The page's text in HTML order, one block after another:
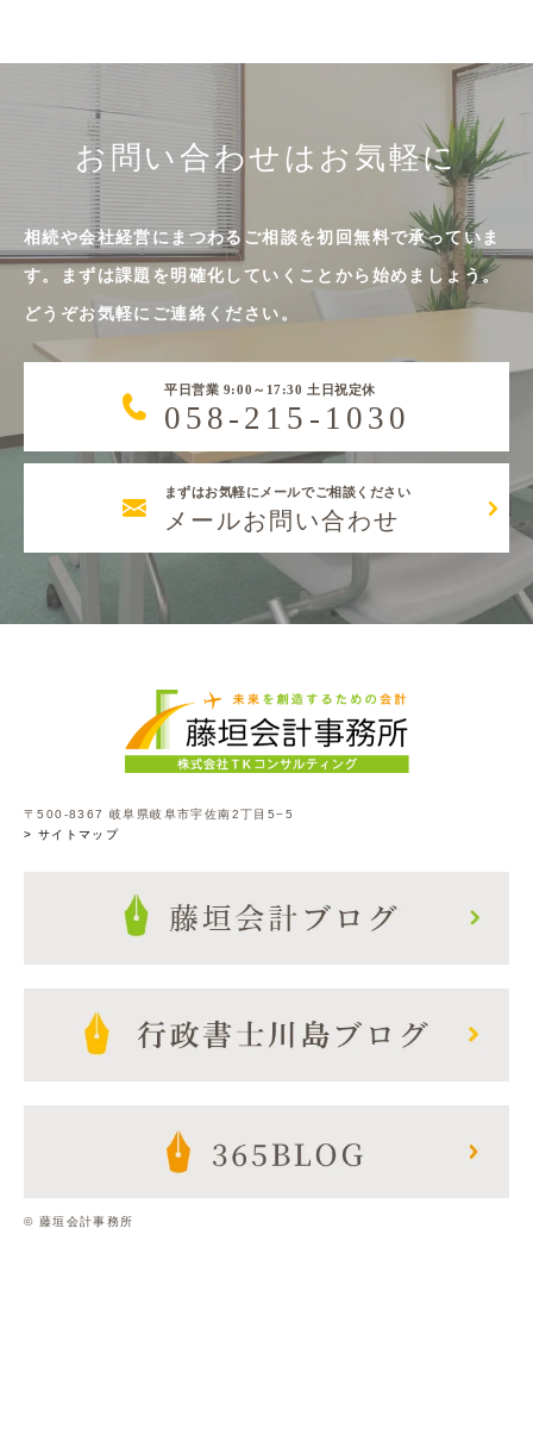
お問い合わせはお気軽に
相続や会社経営にまつわるご相談を初回無料で承っていま
す。まずは課題を明確化していくことから始めましょう。
どうぞお気軽にご連絡ください。
平日営業 9:00～17:30 土日祝定休
058-215-1030
まずはお気軽にメールでご相談ください
メールお問い合わせ
〒500-8367 岐阜県岐阜市宇佐南2丁目5−5
> サイトマップ
© 藤垣会計事務所